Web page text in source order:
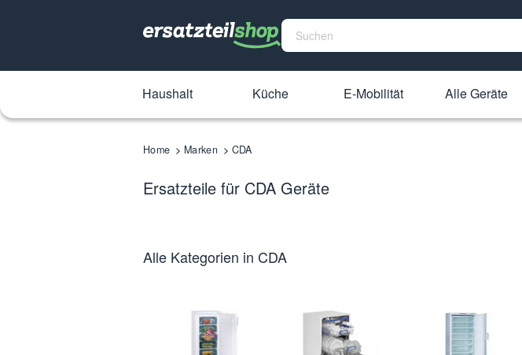
Haushalt Küche E-Mobilität Alle Geräte
Home Marken CDA
Ersatzteile für CDA Geräte
Alle Kategorien in CDA